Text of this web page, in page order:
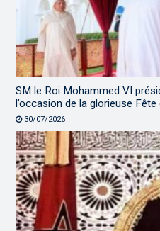
SM le Roi Mohammed VI
l’occasion de la glorieuse Fête
30/07/2026